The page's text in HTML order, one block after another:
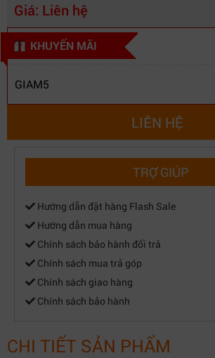
Giá: Liên hệ
KHUYẾN MÃI
GIAM5
LIÊN HỆ
TRỢ GIÚP
Hướng dẫn đặt hàng Flash Sale
Hướng dẫn mua hàng
Chính sách bảo hành đổi trả
Chính sách mua trả góp
Chính sách giao hàng
Chính sách bảo hành
CHI TIẾT SẢN PHẨM